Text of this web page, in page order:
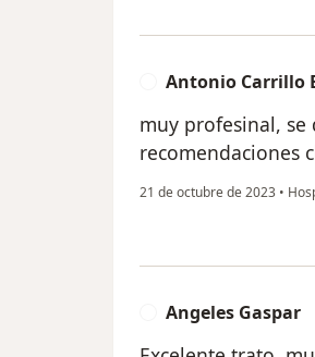
Antonio Carrillo
muy profesinal, se
recomendaciones
21 de octubre de 2023 •
Angeles Gaspar